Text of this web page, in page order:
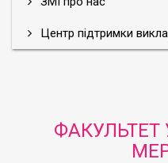
Центр підтримки
ФАКУЛЬТЕТ